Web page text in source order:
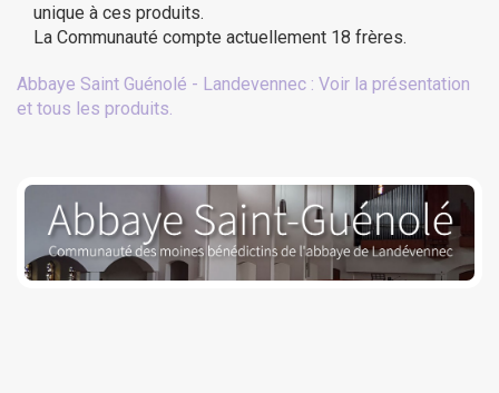
unique à ces produits.
La Communauté compte actuellement 18 frères.
Abbaye Saint Guénolé - Landevennec : Voir la présentation
et tous les produits.